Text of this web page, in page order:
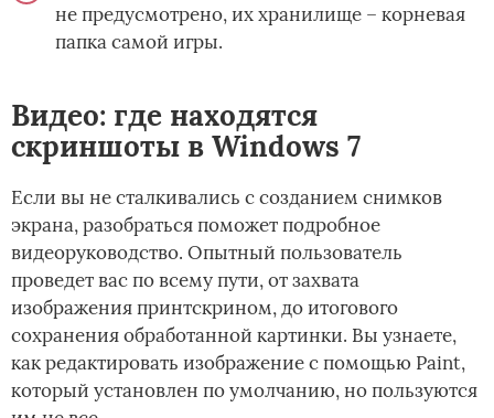
не предусмотрено, их хранилище – корневая
папка самой игры.
Видео: где находятся
скриншоты в Windows 7
Если вы не сталкивались с созданием снимков
экрана, разобраться поможет подробное
видеоруководство. Опытный пользователь
проведет вас по всему пути, от захвата
изображения принтскрином, до итогового
сохранения обработанной картинки. Вы узнаете,
как редактировать изображение с помощью Paint,
который установлен по умолчанию, но пользуются